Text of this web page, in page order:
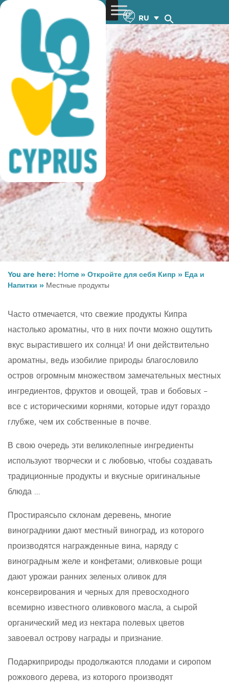
RU
местные продукты
You are here: Home» Откройте для себя Кипр » Еда и
Напитки » Местные продукты
Часто отмечается, что свежие продукты Кипра
настолько ароматны, что в них почти можно ощутить
вкус вырастившего их солнца! И они действительно
ароматны, ведь изобилие природы благословило
остров огромным множеством замечательных местных
ингредиентов, фруктов и овощей, трав и бобовых –
все с историческими корнями, которые идут гораздо
глубже, чем их собственные в почве.
В свою очередь эти великолепные ингредиенты
используют творчески и с любовью, чтобы создавать
традиционные продукты и вкусные оригинальные
блюда …
Простираясьпо склонам деревень, многие
виноградники дают местный виноград, из которого
производятся награжденные вина, наряду с
виноградным желе и конфетами; оливковые рощи
дают урожаи ранних зеленых оливок для
консервирования и черных для превосходного
всемирно известного оливкового масла, а сырой
органический мед из нектара полевых цветов
завоевал острову награды и признание.
Подаркиприроды продолжаются плодами и сиропом
рожкового дерева, из которого производят